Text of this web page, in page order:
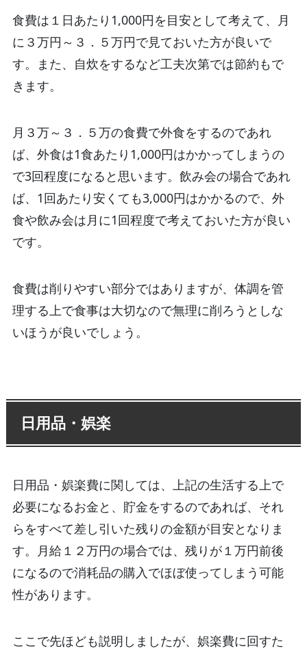
食費は１日あたり1,000円を目安として考えて、月
に３万円～３．５万円で見ておいた方が良いで
す。また、自炊をするなど工夫次第では節約もで
きます。
月３万～３．５万の食費で外食をするのであれ
ば、外食は1食あたり1,000円はかかってしまうの
で3回程度になると思います。飲み会の場合であれ
ば、1回あたり安くても3,000円はかかるので、外
食や飲み会は月に1回程度で考えておいた方が良い
です。
食費は削りやすい部分ではありますが、体調を管
理する上で食事は大切なので無理に削ろうとしな
いほうが良いでしょう。
日用品・娯楽
日用品・娯楽費に関しては、上記の生活する上で
必要になるお金と、貯金をするのであれば、それ
らをすべて差し引いた残りの金額が目安となりま
す。月給１２万円の場合では、残りが１万円前後
になるので消耗品の購入でほぼ使ってしまう可能
性があります。
ここで先ほども説明しましたが、娯楽費に回すた